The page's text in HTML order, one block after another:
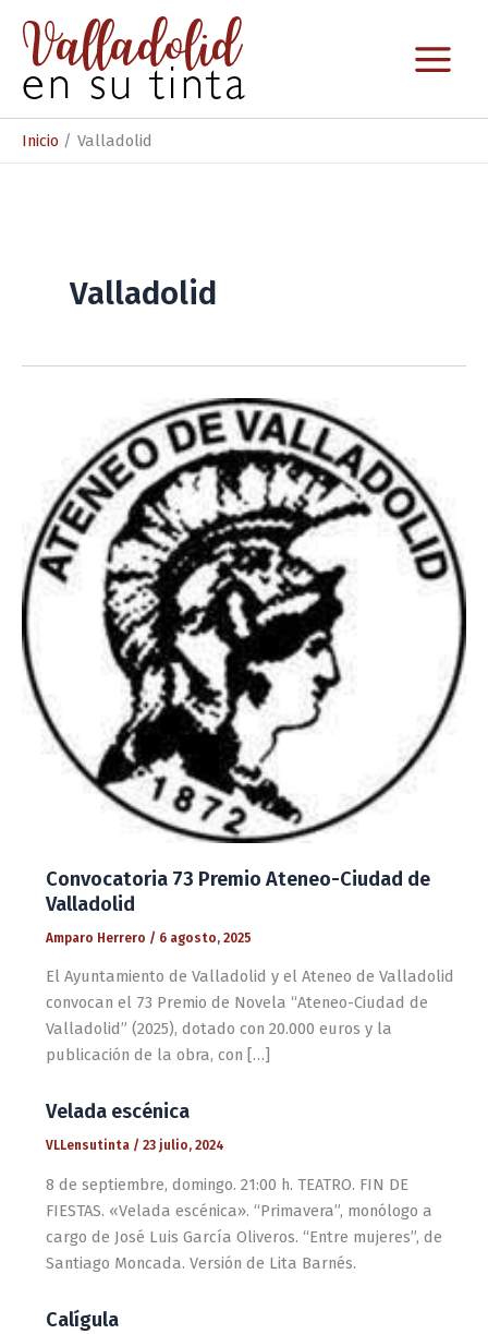
contenido
Inicio Valladolid
Valladolid
Convocatoria 73 Premio Ateneo-Ciudad de
Valladolid
Amparo Herrero / 6 agosto, 2025
El Ayuntamiento de Valladolid y el Ateneo de Valladolid
convocan el 73 Premio de Novela “Ateneo-Ciudad de
Valladolid” (2025), dotado con 20.000 euros y la
publicación de la obra, con […]
Velada escénica
VLLensutinta / 23 julio, 2024
8 de septiembre, domingo. 21:00 h. TEATRO. FIN DE
FIESTAS. «Velada escénica». “Primavera”, monólogo a
cargo de José Luis García Oliveros. “Entre mujeres”, de
Santiago Moncada. Versión de Lita Barnés.
Calígula